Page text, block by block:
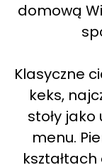
domową
Klasyczne
keks,
stoły
menu.